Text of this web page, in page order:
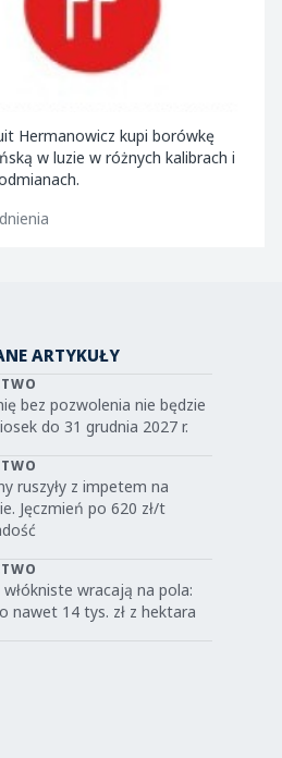
Hermanowicz kupi borówkę
w luzie w różnych kalibrach i
ARTYKUŁY
bez pozwolenia nie będzie
do 31 grudnia 2027 r.
ruszyły z impetem na
Jęczmień po 620 zł/t
wracają na pola:
nawet 14 tys. zł z hektara